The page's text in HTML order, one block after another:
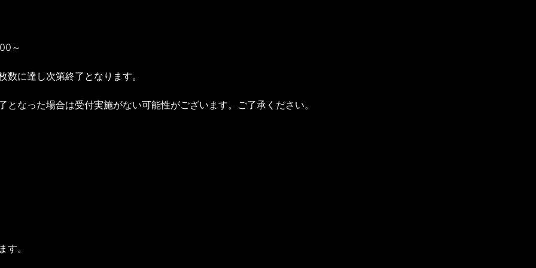
～
数に達し次第終了となります。
となった場合は受付実施がない可能性がございます。ご了承ください。
す。